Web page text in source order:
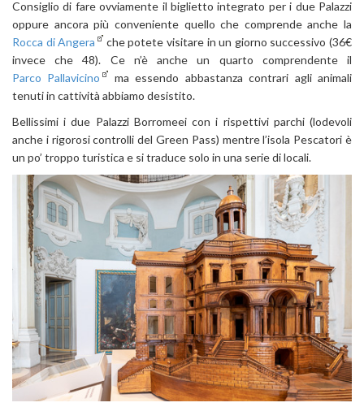
Consiglio di fare ovviamente il biglietto integrato per i due Palazzi
oppure ancora più conveniente quello che comprende anche la
Rocca di Angera
che potete visitare in un giorno successivo (36€
invece che 48). Ce n’è anche un quarto comprendente il
Parco Pallavicino
ma essendo abbastanza contrari agli animali
tenuti in cattività abbiamo desistito.
Bellissimi i due Palazzi Borromeei con i rispettivi parchi (lodevoli
anche i rigorosi controlli del Green Pass) mentre l’isola Pescatori è
un po’ troppo turistica e si traduce solo in una serie di locali.